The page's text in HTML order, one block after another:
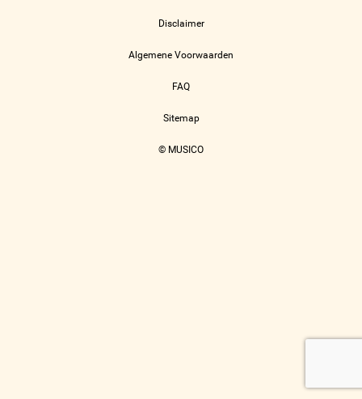
Disclaimer
Algemene Voorwaarden
FAQ
Sitemap
© MUSICO